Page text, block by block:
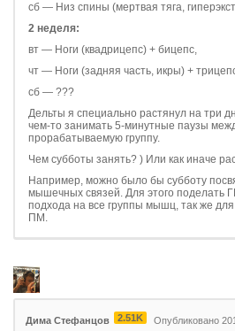
сб — Низ спины (мертвая тяга,
2 неделя:
вт — Ноги (квадрицепс) + бицепс,
чт — Ноги (задняя часть, икры) +
сб — ???
Дельты я специально растянул на три
чем-то занимать 5-минутные паузы
прорабатываемую группу.
Чем субботы занять? ) Или как иначе
Например, можно было бы субботу
мышечных связей. Для этого поделать
подхода на все группы мышц, так же
ПМ.
Дима Стефанцов 2.51K Опубликовано